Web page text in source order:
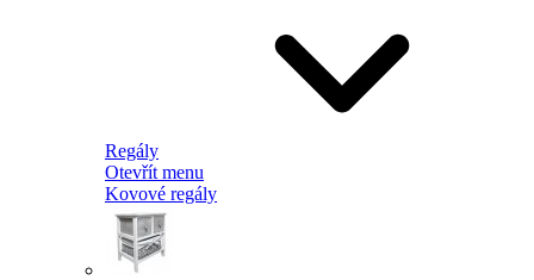
Regály
Otevřít menu
Kovové regály